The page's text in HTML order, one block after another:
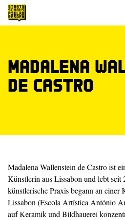
Madalena
de Castro
Madalena Wallenstein de Castro ist
Künstlerin aus Lissabon und lebt
künstlerische Praxis begann an einer
Lissabon (Escola Artística António
auf Keramik und Bildhauerei